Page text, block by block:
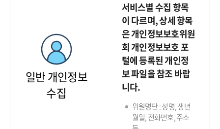
일반 개인정보
수집
서비스별 수집 항목
이 다르며, 상세 항목
은 개인정보보호위원
회 개인정보보호 포
털에 등록된 개인정
보 파일을 참조 바랍
니다.
위원명단 : 성명, 생년
월일, 전화번호, 주소